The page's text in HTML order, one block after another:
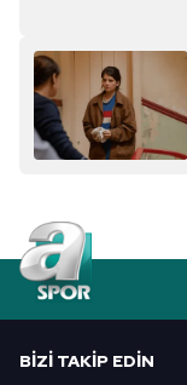
BIZI TAKIP EDIN